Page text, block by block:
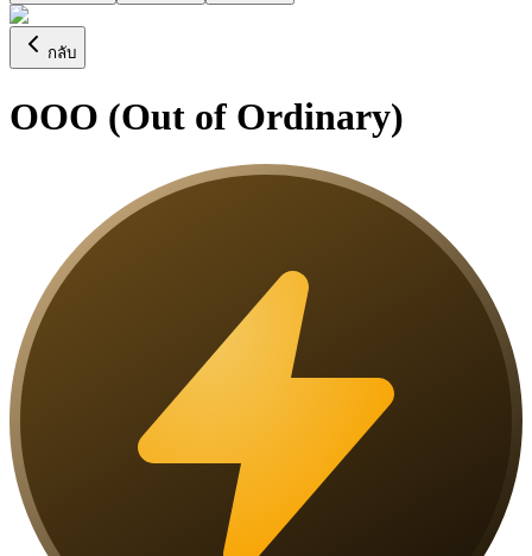
กลับ
OOO (Out of Ordinary)